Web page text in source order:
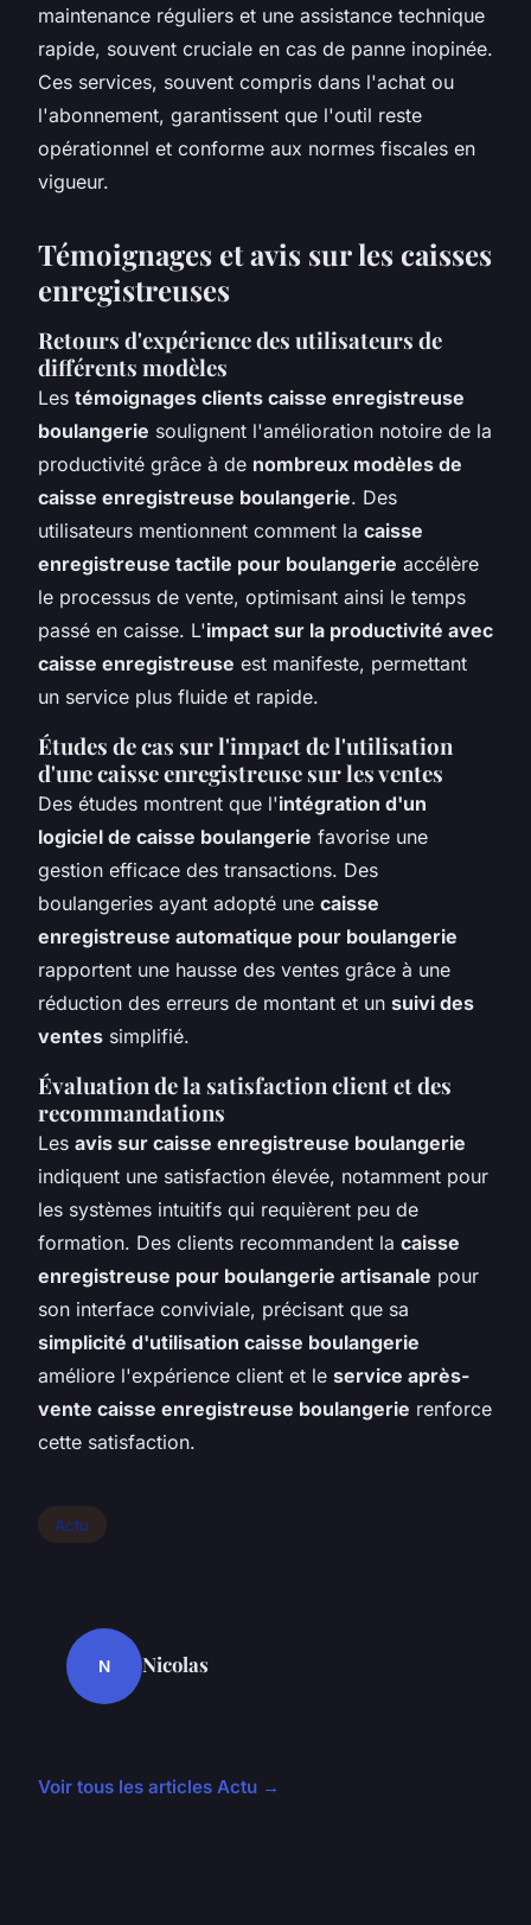
maintenance réguliers et une assistance technique
rapide, souvent cruciale en cas de panne inopinée.
Ces services, souvent compris dans l'achat ou
l'abonnement, garantissent que l'outil reste
opérationnel et conforme aux normes fiscales en
vigueur.
Témoignages et avis sur les caisses
enregistreuses
Retours d'expérience des utilisateurs de
différents modèles
Les témoignages clients caisse enregistreuse
boulangerie soulignent l'amélioration notoire de la
productivité grâce à de nombreux modèles de
caisse enregistreuse boulangerie. Des
utilisateurs mentionnent comment la caisse
enregistreuse tactile pour boulangerie accélère
le processus de vente, optimisant ainsi le temps
passé en caisse. L'impact sur la productivité avec
caisse enregistreuse est manifeste, permettant
un service plus fluide et rapide.
Études de cas sur l'impact de l'utilisation
d'une caisse enregistreuse sur les ventes
Des études montrent que l'intégration d'un
logiciel de caisse boulangerie favorise une
gestion efficace des transactions. Des
boulangeries ayant adopté une caisse
enregistreuse automatique pour boulangerie
rapportent une hausse des ventes grâce à une
réduction des erreurs de montant et un suivi des
ventes simplifié.
Évaluation de la satisfaction client et des
recommandations
Les avis sur caisse enregistreuse boulangerie
indiquent une satisfaction élevée, notamment pour
les systèmes intuitifs qui requièrent peu de
formation. Des clients recommandent la caisse
enregistreuse pour boulangerie artisanale pour
son interface conviviale, précisant que sa
simplicité d'utilisation caisse boulangerie
améliore l'expérience client et le service après-
vente caisse enregistreuse boulangerie renforce
cette satisfaction.
Actu
N Nicolas
Voir tous les articles Actu →